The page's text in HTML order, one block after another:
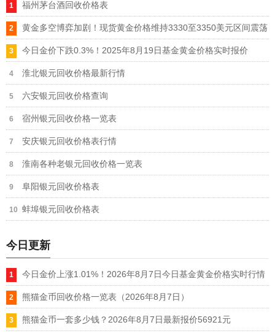
福州茅台酒回收价格表
黄金多空博弈加剧！现货黄金价格维持3330至3350美元区间震荡
今日金价下跌0.3%！2025年8月19日基金黄金价格实时报价
淮北银元回收价格最新行情
六安银元回收价格查询
宿州银元回收价格一览表
安庆银元回收价格表行情
淮南各种老银元回收价格一览表
阜阳银元回收价格表
蚌埠银元回收价格表
今日更新
今日金价上涨1.01%！2026年8月7日今日基金黄金价格实时行情
熊猫金币回收价格一览表（2026年8月7日）
熊猫金币一套多少钱？2026年8月7日最新报价56921元